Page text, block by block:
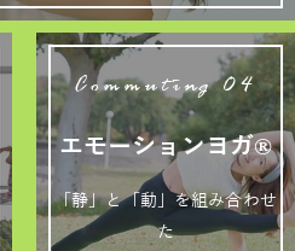
Commuting 04
エモーションヨガ®
「静」と「動」を組み合わせ
た